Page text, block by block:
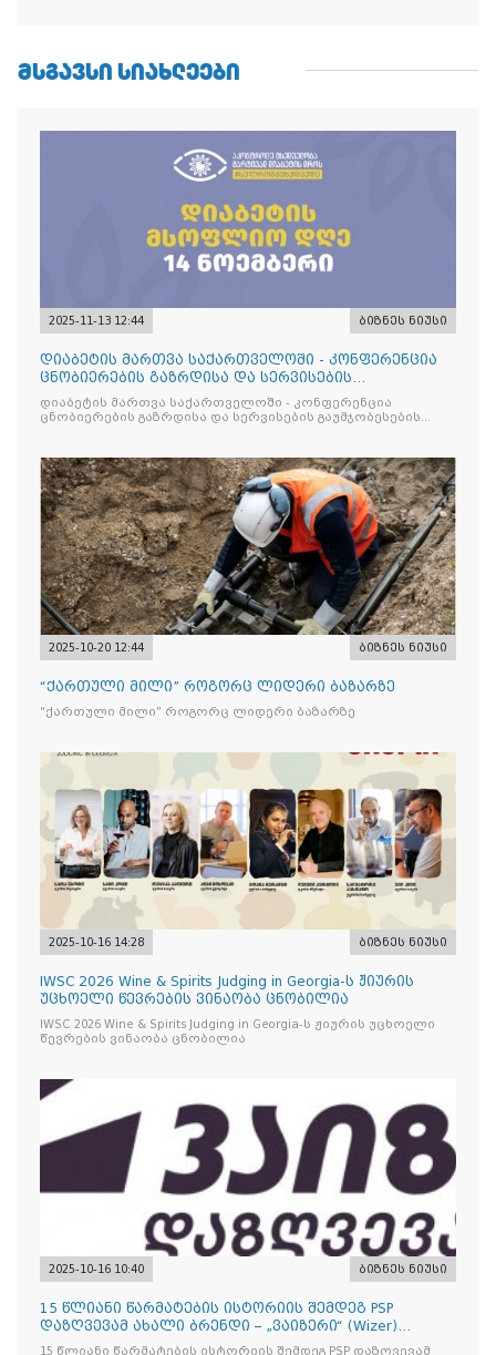
ᲛᲡᲒᲐᲕᲡᲘ ᲡᲘᲐᲮᲚᲔᲔᲑᲘ
2025-11-13 12:44 ბიზნეს ნიუსი
დიაბეტის მართვა საქართველოში - კონფერენცია
ცნობიერების გაზრდისა და სერვისების
გაუმჯობესების მიზნით
დიაბეტის მართვა საქართველოში - კონფერენცია
ცნობიერების გაზრდისა და სერვისების გაუმჯობესების
2025-10-20 12:44 ბიზნეს ნიუსი
“ქართული მილი” როგორც ლიდერი ბაზარზე
“ქართული მილი” როგორც ლიდერი ბაზარზე
2025-10-16 14:28 ბიზნეს ნიუსი
IWSC 2026 Wine & Spirits Judging in Georgia-ს ჟიურის
უცხოელი წევრების ვინაობა ცნობილია
IWSC 2026 Wine & Spirits Judging in Georgia-ს ჟიურის უცხოელი
წევრების ვინაობა ცნობილია
2025-10-16 10:40 ბიზნეს ნიუსი
15 წლიანი წარმატების ისტორიის შემდეგ PSP
დაზღვევამ ახალი ბრენდი – „ვაიზერი“ (Wizer)
წარადგინა
15 წლიანი წარმატების ისტორიის შემდეგ PSP დაზღვევამ